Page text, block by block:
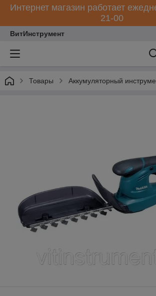
Интернет магазин работает
21-00
ВитИнструмент
Товары Аккумуляторный